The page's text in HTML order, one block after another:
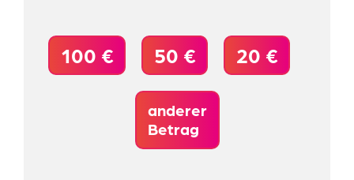
100 € 50 € 20 €
anderer
Betrag